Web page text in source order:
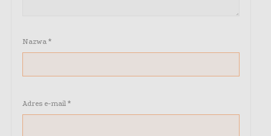
Nazwa *
Adres e-mail *